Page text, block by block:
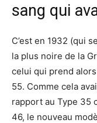
sang qui
C’est en 1932 (qui
la plus noire de la
celui qui prend
55. Comme cela
rapport au Type 35
46, le nouveau